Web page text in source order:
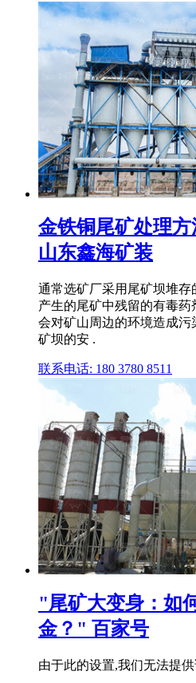
金铁铜尾矿处理
山东鑫海矿装
通常选矿厂采用尾矿坝堆
产生的尾矿中残留的有毒
会对矿山周边的环境造成
矿坝的安 .
联系电话: 180 3780 8511
"尾矿大变身：如
金？" 百家号
由于此的设置,我们无法提供